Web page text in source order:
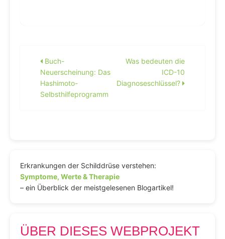
Beitragsnavigation
Buch-
Neuerscheinung: Das
Hashimoto-
Selbsthilfeprogramm
Was bedeuten die
ICD-10
Diagnoseschlüssel?
Erkrankungen der Schilddrüse verstehen:
Symptome, Werte & Therapie
– ein Überblick der meistgelesenen Blogartikel!
ÜBER DIESES WEBPROJEKT